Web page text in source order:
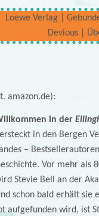
Loewe Verlag |
Devious |
amazon.de):
in der
in den Bergen
–
Vor mehr als
Stevie Bell an der
schon bald erhält sie
aufgefunden wird, ist